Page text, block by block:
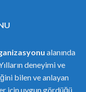
alanında
deneyimi ve
bilen ve anlayan
için uygun gördüğü